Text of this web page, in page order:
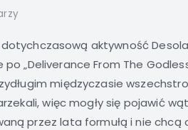
aktywność
po „Deliverance From The
międzyczasie
więc mogły się pojawić
przez lata formułą i nie